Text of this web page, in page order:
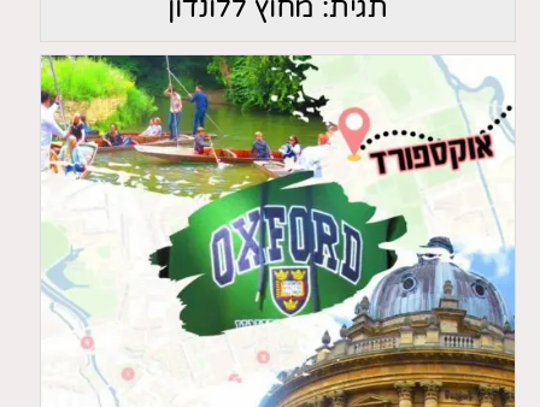
תגית: מחוץ ללונדון